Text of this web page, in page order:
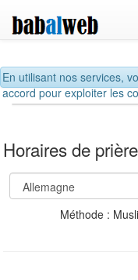
En utilisant nos services,
accord pour exploiter les
Horaires de
Méthode :